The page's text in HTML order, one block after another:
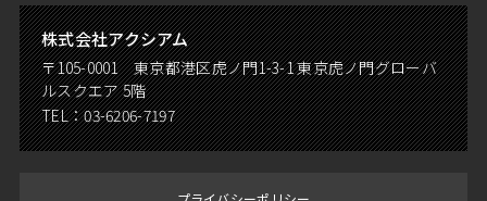
株式会社アクシアム
〒105-0001 東京都港区虎ノ門1-3-1 東京虎ノ門グローバ
ルスクエア 5階
TEL：03-6206-7197